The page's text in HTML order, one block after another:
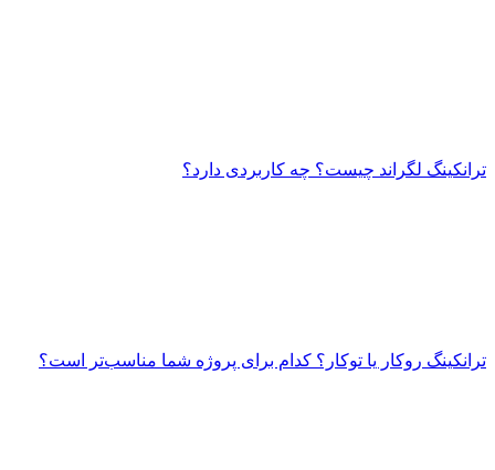
ترانکینگ لگراند چیست؟ چه کاربردی دارد؟
ترانکینگ روکار یا توکار؟ کدام برای پروژه شما مناسب‌تر است؟